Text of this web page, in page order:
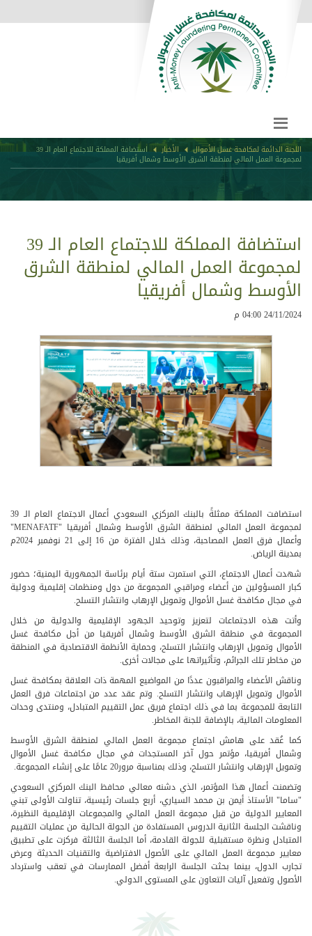
اللجنة الدائمة لمكافحة غسل الأموال الأخبار استضافة المملكة للاجتماع العام الـ 39
لمجموعة العمل المالي لمنطقة الشرق الأوسط وشمال أفريقيا
استضافة المملكة للاجتماع العام الـ 39
لمجموعة العمل المالي لمنطقة الشرق
الأوسط وشمال أفريقيا
24/11/2024 04:00 م
استضافت المملكة ممثلةً بالبنك المركزي السعودي أعمال الاجتماع العام الـ 39
لمجموعة العمل المالي لمنطقة الشرق الأوسط وشمال أفريقيا "MENAFATF"
وأعمال فرق العمل المصاحبة، وذلك خلال الفترة من 16 إلى 21 نوفمبر 2024م
بمدينة الرياض.
شهدت أعمال الاجتماع، التي استمرت ستة أيام برئاسة الجمهورية اليمنية؛ حضور
كبار المسؤولين من أعضاء ومراقبي المجموعة من دول ومنظمات إقليمية ودولية
في مجال مكافحة غسل الأموال وتمويل الإرهاب وانتشار التسلح.
وأتت هذه الاجتماعات لتعزيز وتوحيد الجهود الإقليمية والدولية من خلال
المجموعة في منطقة الشرق الأوسط وشمال أفريقيا من أجل مكافحة غسل
الأموال وتمويل الإرهاب وانتشار التسلح، وحماية الأنظمة الاقتصادية في المنطقة
من مخاطر تلك الجرائم، وتأثيراتها على مجالات أخرى.
وناقش الأعضاء والمراقبون عددًا من المواضيع المهمة ذات العلاقة بمكافحة غسل
الأموال وتمويل الإرهاب وانتشار التسلح. وتم عقد عدد من اجتماعات فرق العمل
التابعة للمجموعة بما في ذلك اجتماع فريق عمل التقييم المتبادل، ومنتدى وحدات
المعلومات المالية، بالإضافة للجنة المخاطر.
كما عُقد على هامش اجتماع مجموعة العمل المالي لمنطقة الشرق الأوسط
وشمال أفريقيا، مؤتمر حول آخر المستجدات في مجال مكافحة غسل الأموال
وتمويل الإرهاب وانتشار التسلح، وذلك بمناسبة مرور20 عامًا على إنشاء المجموعة.
وتضمنت أعمال هذا المؤتمر، الذي دشنه معالي محافظ البنك المركزي السعودي
"ساما" الأستاذ أيمن بن محمد السياري، أربع جلسات رئيسية، تناولت الأولى تبني
المعايير الدولية من قبل مجموعة العمل المالي والمجموعات الإقليمية النظيرة،
وناقشت الجلسة الثانية الدروس المستفادة من الجولة الحالية من عمليات التقييم
المتبادل ونظرة مستقبلية للجولة القادمة، أما الجلسة الثالثة فركزت على تطبيق
معايير مجموعة العمل المالي على الأصول الافتراضية والتقنيات الحديثة وعرض
تجارب الدول، بينما بحثت الجلسة الرابعة أفضل الممارسات في تعقب واسترداد
الأصول وتفعيل آليات التعاون على المستوى الدولي.​